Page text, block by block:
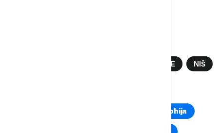
HAPŠENJE NIŠ
Kosovo i Metohija